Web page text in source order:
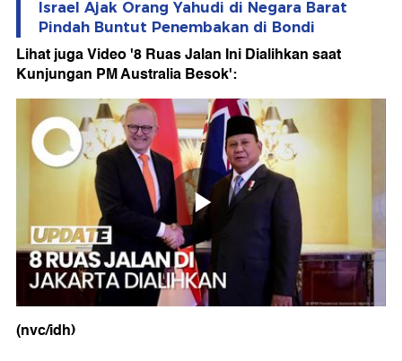
Israel Ajak Orang Yahudi di Negara Barat
Pindah Buntut Penembakan di Bondi
Lihat juga Video '8 Ruas Jalan Ini Dialihkan saat
Kunjungan PM Australia Besok':
(nvc/idh)